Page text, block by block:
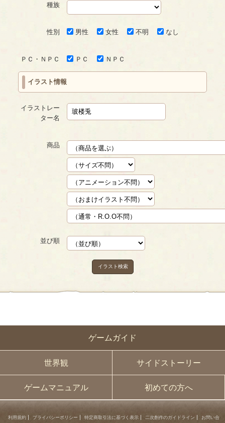
ゲームガイド
世界観 サイドストーリー
ゲームマニュアル 初めての方へ
種族
性別 男性 女性 不明 なし
ＰＣ・ＮＰＣ ＰＣ ＮＰＣ
イラスト情報
イラストレー
ター名
商品
並び順
イラスト検索
利用規約 プライバシーポリシー 特定商取引法に基づく表示 二次創作のガイドライン お問い合